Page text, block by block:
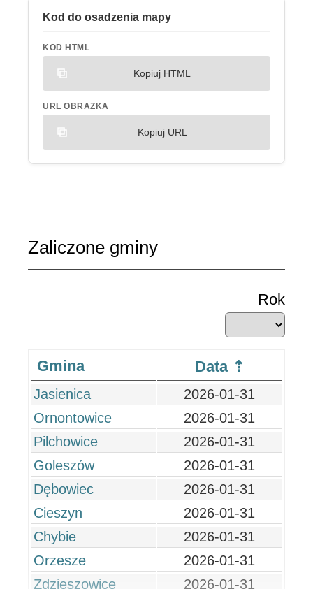
Kod do osadzenia mapy
KOD HTML
Kopiuj HTML
URL OBRAZKA
Kopiuj URL
Zaliczone gminy
Rok
Gmina Data
Jasienica
2026-01-31
Ornontowice
2026-01-31
Pilchowice
2026-01-31
Goleszów
2026-01-31
Dębowiec
2026-01-31
Cieszyn
2026-01-31
Chybie
2026-01-31
Orzesze
2026-01-31
Zdzieszowice
2026-01-31